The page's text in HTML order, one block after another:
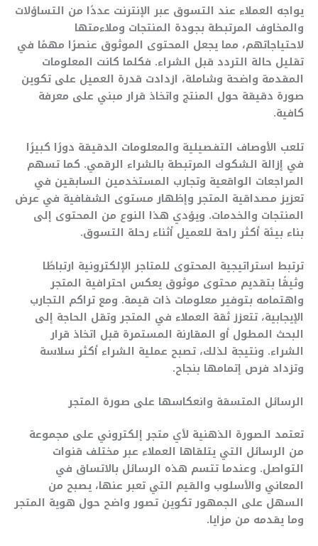
يواجه العملاء عند التسوق عبر الإنترنت عددًا من التساؤلات
والمخاوف المرتبطة بجودة المنتجات وملاءمتها
لاحتياجاتهم، مما يجعل المحتوى الموثوق عنصرًا مهمًا في
تقليل حالة التردد قبل الشراء. فكلما كانت المعلومات
المقدمة واضحة وشاملة، ازدادت قدرة العميل على تكوين
صورة دقيقة حول المنتج واتخاذ قرار مبني على معرفة
كافية.
تلعب الأوصاف التفصيلية والمعلومات الدقيقة دورًا كبيرًا
في إزالة الشكوك المرتبطة بالشراء الرقمي. كما تسهم
المراجعات الواقعية وتجارب المستخدمين السابقين في
تعزيز مصداقية المتجر وإظهار مستوى الشفافية في عرض
المنتجات والخدمات. ويؤدي هذا النوع من المحتوى إلى
بناء بيئة أكثر راحة للعميل أثناء رحلة التسوق.
ترتبط استراتيجية المحتوى للمتاجر الإلكترونية ارتباطًا
وثيقًا بتقديم محتوى موثوق يعكس احترافية المتجر
واهتمامه بتوفير معلومات ذات قيمة. ومع تراكم التجارب
الإيجابية، تتعزز ثقة العملاء في المتجر وتقل الحاجة إلى
البحث المطول أو المقارنة المستمرة قبل اتخاذ قرار
الشراء. ونتيجة لذلك، تصبح عملية الشراء أكثر سلاسة
وتزداد فرص إتمامها بنجاح.
الرسائل المتسقة وانعكاسها على صورة المتجر
تعتمد الصورة الذهنية لأي متجر إلكتروني على مجموعة
من الرسائل التي يتلقاها العملاء عبر مختلف قنوات
التواصل. وعندما تتسم هذه الرسائل بالاتساق في
المعاني والأسلوب والقيم التي تعبر عنها، يصبح من
السهل على الجمهور تكوين تصور واضح حول هوية المتجر
وما يقدمه من مزايا.